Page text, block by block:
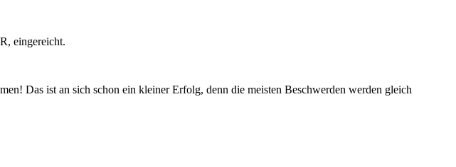
eingereicht.
Das ist an sich schon ein kleiner Erfolg, denn die meisten Beschwerden werden gleich